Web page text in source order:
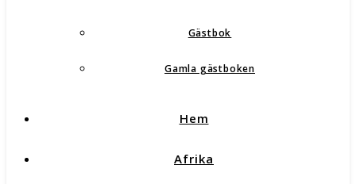
Gästbok
Gamla gästboken
Hem
Afrika